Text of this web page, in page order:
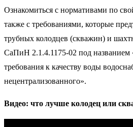
Ознакомиться с нормативами по
также с требованиями, которые
трубных колодцев (скважин) и
СаПиН 2.1.4.1175-02 под названием
требования к качеству воды
нецентрализованного».
Видео: что лучше колодец или